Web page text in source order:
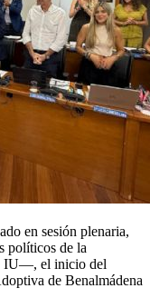
en sesión plenaria,
políticos de la
IU—, el inicio del
de Benalmádena